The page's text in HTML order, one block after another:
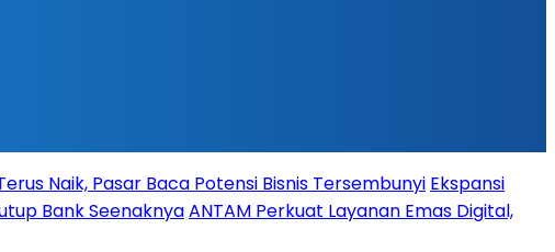
Naik, Pasar Baca Potensi Bisnis Tersembunyi Ekspansi
Bank SeenaknyaANTAM Perkuat Layanan Emas Digital,